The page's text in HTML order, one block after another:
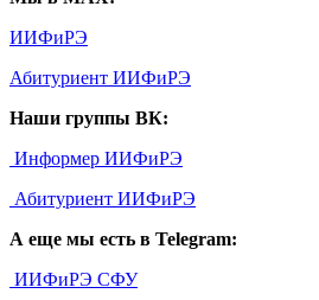
ИИФиРЭ
Абитуриент ИИФиРЭ
Наши группы ВК:
Информер ИИФиРЭ
Абитуриент ИИФиРЭ
А еще мы есть в Telegram:
ИИФиРЭ СФУ